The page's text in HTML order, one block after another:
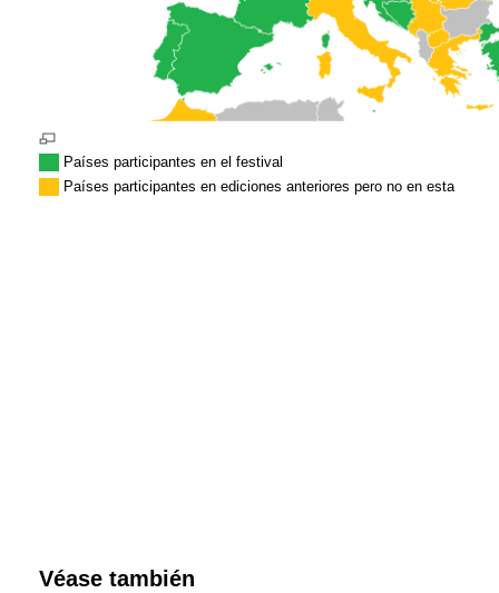
Países participantes en el festival
Países participantes en ediciones anteriores pero no en esta
Véase también